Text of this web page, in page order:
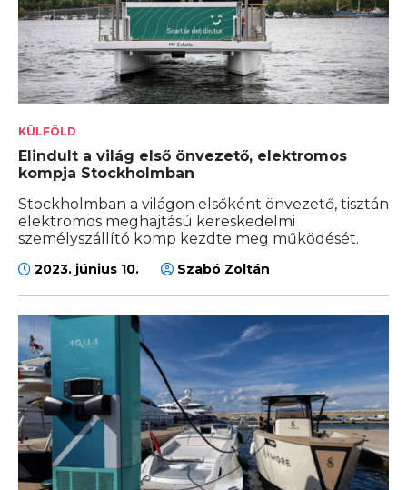
KÜLFÖLD
Elindult a világ első önvezető, elektromos
kompja Stockholmban
Stockholmban a világon elsőként önvezető, tisztán
elektromos meghajtású kereskedelmi
személyszállító komp kezdte meg működését.
2023. június 10. Szabó Zoltán